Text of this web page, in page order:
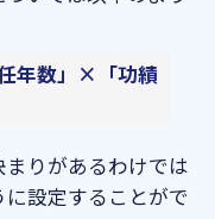
年数」×「功績
りがあるわけでは
設定することがで